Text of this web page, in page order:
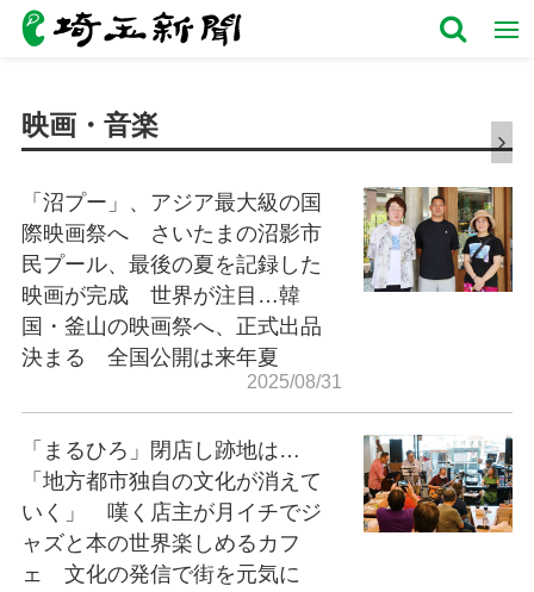
映画・音楽
「沼プー」、アジア最大級の国
際映画祭へ さいたまの沼影市
民プール、最後の夏を記録した
映画が完成 世界が注目…韓
国・釜山の映画祭へ、正式出品
決まる 全国公開は来年夏
2025/08/31
「まるひろ」閉店し跡地は…
「地方都市独自の文化が消えて
いく」 嘆く店主が月イチでジ
ャズと本の世界楽しめるカフ
ェ 文化の発信で街を元気に